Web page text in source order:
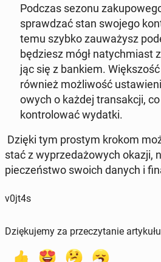
Podczas sezonu
spraw­dzać stan swojego
temu szybko za­uwa­żysz
bę­dziesz mógł na­tych­miast
jąc się z bankiem.
również moż­li­wość
owych o każdej trans­ak­cji,
kon­tro­lo­wać wydatki.
Dzięki tym prostym krokom
stać z wy­prze­da­żo­wych okazji,
pie­czeń­stwo swoich danych i
v0jt4s
Dziękujemy za przeczytanie